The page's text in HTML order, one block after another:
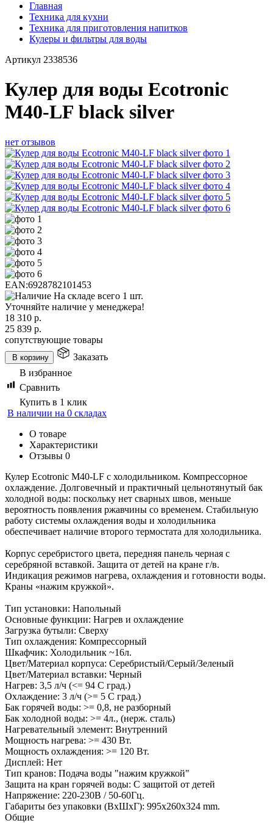
Главная
Техника для кухни
Техника для приготовления напитков
Кулеры и фильтры для воды
Артикул 2338536
Кулер для воды Ecotronic
M40-LF black silver
нет отзывов
EAN:6928782101453
На складе всего 1 шт.
Уточняйте наличие у менеджера!
18 310 р.
25 839 р.
сопутствующие товары
В корзину
Заказать
В избранное
Сравнить
Купить в 1 клик
В наличии на 0 складах
О товаре
Характеристики
Отзывы 0
Кулер Ecotronic M40-LF с холодильником. Компрессорное
охлаждение. Долговечный и практичный цельнотянутый бак
холодной воды: поскольку нет сварных швов, меньше
вероятность появления ржавчины со временем. Стабильную
работу системы охлаждения воды и холодильника
обеспечивает наличие второго термостата для холодильника.
Корпус серебристого цвета, передняя панель черная с
серебряной вставкой. Защита от детей на кране г/в.
Индикация режимов нагрева, охлаждения и готовности воды.
Краны «нажим кружкой».
Тип установки: Напольный
Основные функции: Нагрев и охлаждение
Загрузка бутыли: Сверху
Тип охлаждения: Компрессорный
Шкафчик: Холодильник ~16л.
Цвет/Материал корпуса: Серебристый/Серый/Зеленый
Цвет/Материал вставки: Черный
Нагрев: 3,5 л/ч (<= 94 C град.)
Охлаждение: 3 л/ч (>= 5 C град.)
Бак горячей воды: >= 0,8, не разборный
Бак холодной воды: >= 4л., (нерж. сталь)
Нагревательный элемент: Внутренний
Мощность нагрева: >= 430 Вт.
Мощность охлаждения: >= 120 Вт.
Дисплей: Нет
Тип кранов: Подача воды "нажим кружкой"
Защита на кран горячей воды: С защитой от детей
Напряжение: 220-230В / 50-60Гц.
Габариты без упаковки (ВxШxГ): 995x260x324 mm.
Общие